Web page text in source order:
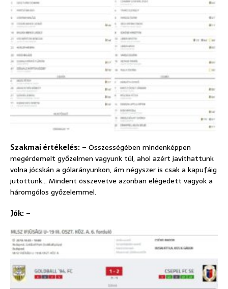
Szakmai értékelés: – Összességében mindenképpen
megérdemelt győzelmen vagyunk túl, ahol azért javíthattunk
volna jócskán a gólarányunkon, ám négyszer is csak a kapufáig
jutottunk… Mindent összevetve azonban elégedett vagyok a
háromgólos győzelemmel.
Jók: –